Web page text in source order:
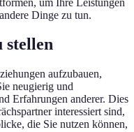
Dinge zu tun.
stellen
aufzubauen,
neugierig und
Erfahrungen anderer. Dies
interessiert sind,
die Sie nutzen können,